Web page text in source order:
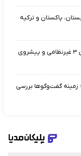
پاکستان و ترکیه
حمله پهپادی به بلگورود؛ روسیه از کشته شدن ۳ غیرنظامی و پیشروی
زمینه‌ گفت‌وگوها بررسی